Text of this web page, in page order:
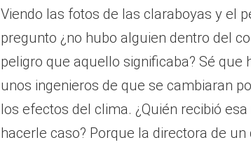
Viendo las fotos de las claraboyas y el
pregunto ¿no hubo alguien dentro del
peligro que aquello significaba? Sé que
unos ingenieros de que se cambiaran
los efectos del clima. ¿Quién recibió
hacerle caso? Porque la directora de